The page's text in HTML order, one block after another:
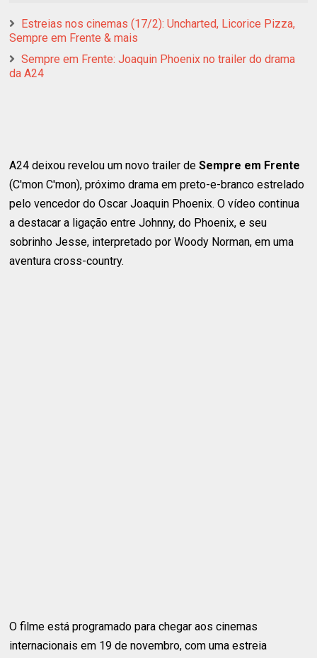
Estreias nos cinemas (17/2): Uncharted, Licorice Pizza,
Sempre em Frente & mais
Sempre em Frente: Joaquin Phoenix no trailer do drama
da A24
A24 deixou revelou um novo trailer deSempre em Frente
(C'mon C'mon), próximo drama em preto-e-branco estrelado
pelo vencedor do Oscar Joaquin Phoenix. O vídeo continua
a destacar a ligação entre Johnny, do Phoenix, e seu
sobrinho Jesse, interpretado por Woody Norman, em uma
aventura cross-country.
O filme está programado para chegar aos cinemas
internacionais em 19 de novembro, com uma estreia